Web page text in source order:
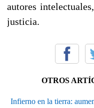
autores
justicia.
OTROS
Infierno en la tierra: